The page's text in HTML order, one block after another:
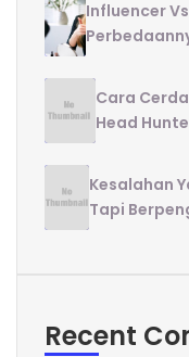
Influencer
Cara
Head
Kesalahan
Tapi
Recent